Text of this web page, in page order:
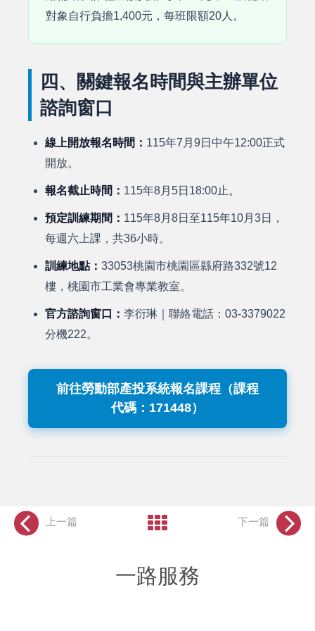
對象自行負擔1,400元，每班限額20人。
四、關鍵報名時間與主辦單位
諮詢窗口
線上開放報名時間： 115年7月9日中午12:00正式
開放。
報名截止時間： 115年8月5日18:00止。
預定訓練期間： 115年8月8日至115年10月3日，
每週六上課，共36小時。
訓練地點： 33053桃園市桃園區縣府路332號12
樓，桃園市工業會專業教室。
官方諮詢窗口： 李衍琳｜聯絡電話：03-3379022
分機222。
前往勞動部產投系統報名課程（課程
代碼：171448）
上一篇 下一篇
一路服務